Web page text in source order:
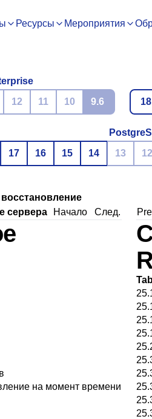
Ресурсы Мероприятия
12 11 10 9.6
18
17 16 15 14 13 12
сервера Начало След.
на момент времени